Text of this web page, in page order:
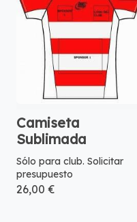
Camiseta
Sublimada
Sólo para club. Solicitar
presupuesto
26,00 €